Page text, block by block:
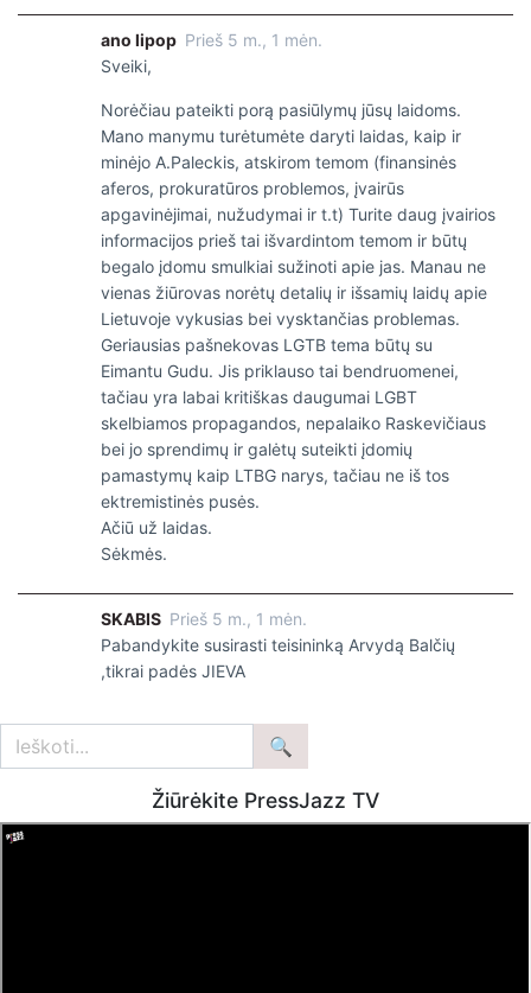
ano lipop Prieš 5 m., 1 mėn.
Sveiki,
Norėčiau pateikti porą pasiūlymų jūsų laidoms.
Mano manymu turėtumėte daryti laidas, kaip ir
minėjo A.Paleckis, atskirom temom (finansinės
aferos, prokuratūros problemos, įvairūs
apgavinėjimai, nužudymai ir t.t) Turite daug įvairios
informacijos prieš tai išvardintom temom ir būtų
begalo įdomu smulkiai sužinoti apie jas. Manau ne
vienas žiūrovas norėtų detalių ir išsamių laidų apie
Lietuvoje vykusias bei vysktančias problemas.
Geriausias pašnekovas LGTB tema būtų su
Eimantu Gudu. Jis priklauso tai bendruomenei,
tačiau yra labai kritiškas daugumai LGBT
skelbiamos propagandos, nepalaiko Raskevičiaus
bei jo sprendimų ir galėtų suteikti įdomių
pamastymų kaip LTBG narys, tačiau ne iš tos
ektremistinės pusės.
Ačiū už laidas.
Sėkmės.
SKABIS Prieš 5 m., 1 mėn.
Pabandykite susirasti teisininką Arvydą Balčių
,tikrai padės JIEVA
Žiūrėkite PressJazz TV